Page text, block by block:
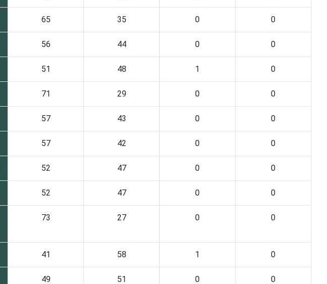
65 35 0 0
56 44 0 0
51 48 1 0
71 29 0 0
57 43 0 0
57 42 0 0
52 47 0 0
52 47 0 0
73 27 0 0
41 58 1 0
49 51 0 0